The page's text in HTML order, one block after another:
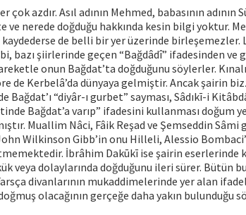
azdır. Asıl adının Mehmed, babasının
nerede doğduğu hakkında kesin bilgi yoktur.
kaydederse de belli bir yer üzerinde
bazı şiirlerinde geçen “Bağdâdî” ifadesinden
onun Bağdat’ta doğduğunu söylerler.
de Kerbelâ’da dünyaya gelmiştir. Ancak şairin
Bağdat’ı “diyâr-ı gurbet” sayması, Sâdıkī-i
Bağdat’a varıp” ifadesini kullanması doğum
Muallim Nâci, Fâik Reşad ve Şemseddin
Wilkinson Gibb’in onu Hilleli, Alessio
İbrâhim Dakūkī ise şairin eserlerinde
veya dolaylarında doğduğunu ileri sürer. Bütün
divanlarının mukaddimelerinde yer alan
olacağının gerçeğe daha yakın bulunduğu